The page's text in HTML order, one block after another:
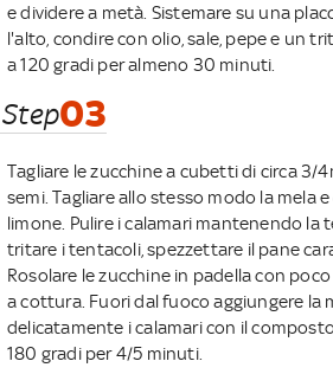
e dividere a metà. Sistemare su una
l'alto, condire con olio, sale, pepe e un
a 120 gradi per almeno 30 minuti.
Step03
Tagliare le zucchine a cubetti di circa 3/
semi. Tagliare allo stesso modo la mela
limone. Pulire i calamari mantenendo
tritare i tentacoli, spezzettare il pane
Rosolare le zucchine in padella con
a cottura. Fuori dal fuoco aggiungere la
delicatamente i calamari con il
180 gradi per 4/5 minuti.